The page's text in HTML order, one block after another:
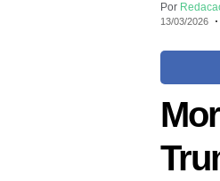
Por
13/03/2026